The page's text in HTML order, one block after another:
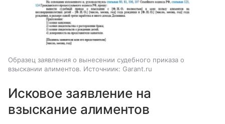
Образец заявления о вынесении судебного приказа о
взыскании алиментов. Источниик: Garant.ru
Исковое заявление на
взыскание алиментов